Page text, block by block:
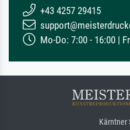
+43 4257 29415
Mo-Do: 7:00 - 16:00 |
Kärntner